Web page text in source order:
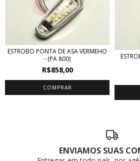
ESTROBO PONTA DE ASA VERMEHO
- (PA 800)
R$858,00
ENVIAMOS SUAS